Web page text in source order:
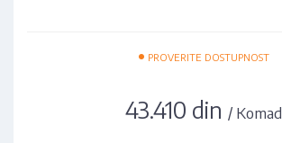
• PROVERITE DOSTUPNOST
43.410 din / Komad